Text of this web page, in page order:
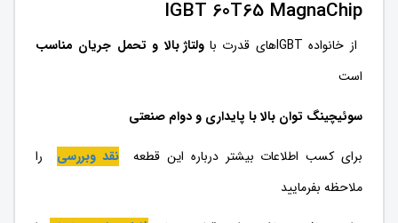
IGBT 60T65 MagnaChip
از خانواده IGBTهای قدرت با
ولتاژ بالا و تحمل جریان مناسب
است
سوئیچینگ توان بالا با پایداری و دوام صنعتی
برای کسب اطلاعات بیشتر درباره این قطعه نقد وبررسی را
ملاحظه بفرمایید